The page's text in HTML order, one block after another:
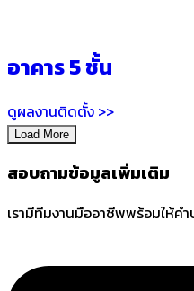
อาคาร 5 ชั้น
ดูผลงานติดตั้ง >>
Load More
สอบถามข้อมูลเพิ่มเติม
เรามีทีมงานมืออาชีพพร้อมให้คำ